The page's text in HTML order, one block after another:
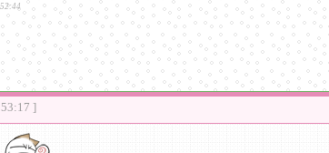
]